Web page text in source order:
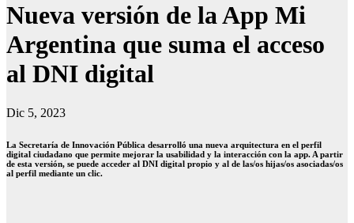
Nueva versión de la App Mi
Argentina que suma el acceso
al DNI digital
Dic 5, 2023
La Secretaría de Innovación Pública desarrolló una nueva arquitectura en el perfil
digital ciudadano que permite mejorar la usabilidad y la interacción con la app. A partir
de esta versión, se puede acceder al DNI digital propio y al de las/os hijas/os asociadas/os
al perfil mediante un clic.